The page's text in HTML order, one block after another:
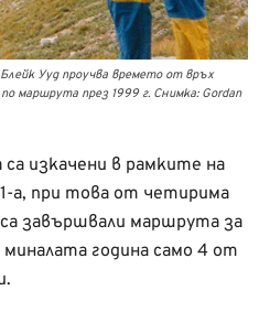
Ууд проучва времето от връх
маршрута през 1999 г. Снимка: Gordan
изкачени в рамките на
а, при това от четирима
завършвали маршрута за
година само 4 от